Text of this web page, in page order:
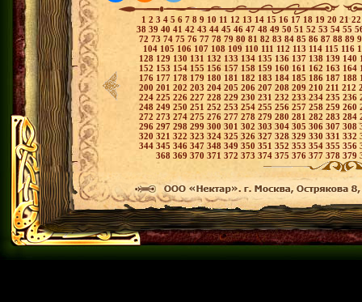
1 2 3 4 5 6 7 8 9 10 11 12 13 14 15 16 17 18 19 20 21
38 39 40 41 42 43 44 45 46 47 48 49 50 51 52 53 54 55
72 73 74 75 76 77 78 79 80 81 82 83 84 85 86 87 88 89
104 105 106 107 108 109 110 111 112 113 114 115 116
128 129 130 131 132 133 134 135 136 137 138 139 140
152 153 154 155 156 157 158 159 160 161 162 163 164
176 177 178 179 180 181 182 183 184 185 186 187 188
200 201 202 203 204 205 206 207 208 209 210 211 212
224 225 226 227 228 229 230 231 232 233234 235 236
248 249 250 251 252 253 254 255 256 257 258 259 260
272 273 274 275 276 277 278 279 280 281 282 283 284
296 297 298 299 300 301 302 303 304 305 306 307 308
320 321 322 323 324 325 326 327 328 329 330 331 332
344 345 346 347 348 349 350 351 352 353 354 355 356
368 369 370 371 372 373 374 375 376 377 378 379